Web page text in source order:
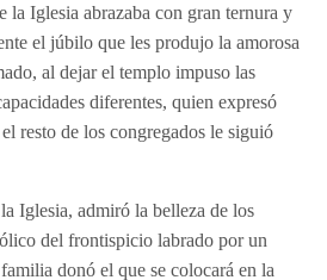
la Iglesia abrazaba con gran ternura y
el júbilo que les produjo la amorosa
al dejar el templo impuso las
diferentes, quien expresó
resto de los congregados le siguió
Iglesia, admiró la belleza de los
del frontispicio labrado por un
donó el que se colocará en la